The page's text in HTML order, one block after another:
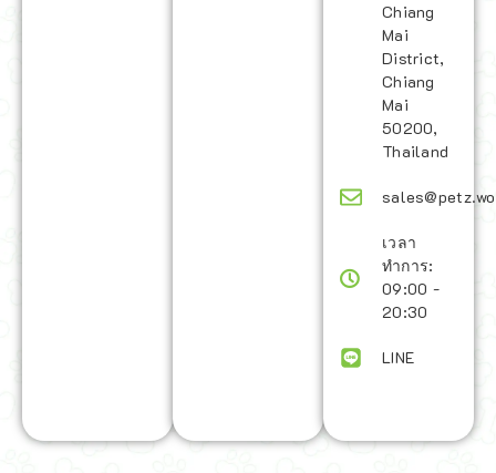
Chiang
Mai
District,
Chiang
Mai
50200,
Thailand
เวลา
ทำการ:
09:00 -
20:30
LINE